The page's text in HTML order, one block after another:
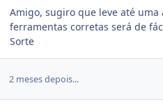
Amigo, sugiro que leve até uma
ferramentas corretas será de
Sorte
2 meses depois...